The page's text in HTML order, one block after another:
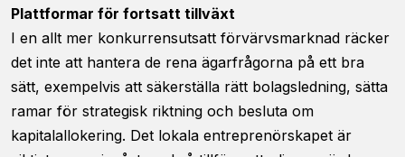
Plattformar för fortsatt tillväxt
I en allt mer konkurrensutsatt förvärvsmarknad räcker
det inte att hantera de rena ägarfrågorna på ett bra
sätt, exempelvis att säkerställa rätt bolagsledning, sätta
ramar för strategisk riktning och besluta om
kapitalallokering. Det lokala entreprenörskapet är